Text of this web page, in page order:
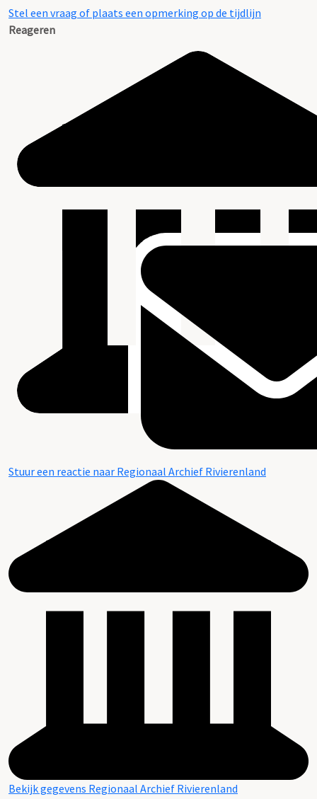
Stel een vraag of plaats een opmerking op de tijdlijn
Reageren
Stuur een reactie naar Regionaal Archief Rivierenland
Bekijk gegevens Regionaal Archief Rivierenland